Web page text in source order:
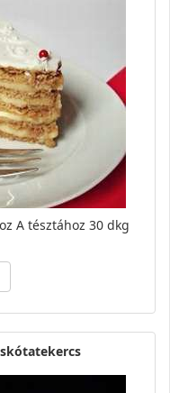
A tésztához 30 dkg